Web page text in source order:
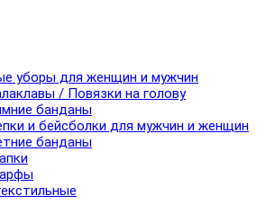
уборы для женщин и мужчин
/ Повязки на голову
банданы
и бейсболки для мужчин и женщин
банданы